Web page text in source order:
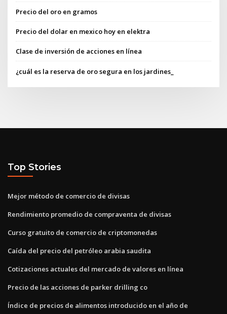
Precio del oro en gramos
Precio del dolar en mexico hoy en elektra
Clase de inversión de acciones en línea
¿cuál es la reserva de oro segura en los jardines_
Top Stories
Mejor método de comercio de divisas
Rendimiento promedio de compraventa de divisas
Curso gratuito de comercio de criptomonedas
Caída del precio del petróleo arabia saudita
Cotizaciones actuales del mercado de valores en línea
Precio de las acciones de parker drilling co
Índice de precios de alimentos introducido en el año de